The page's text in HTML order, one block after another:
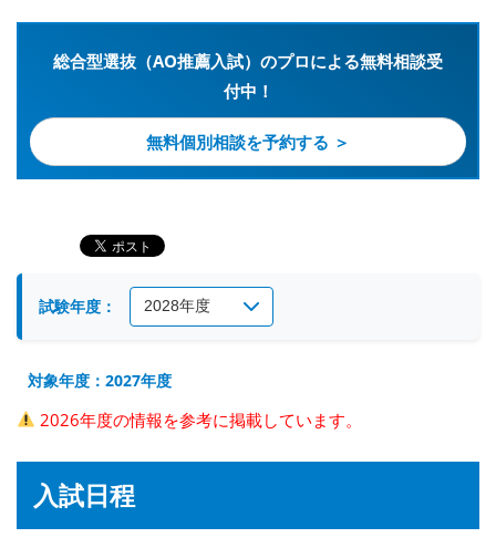
総合型選抜（AO推薦入試）のプロによる無料相談受
付中！
無料個別相談を予約する ＞
試験年度：
対象年度：2027年度
2026年度の情報を参考に掲載しています。
入試日程